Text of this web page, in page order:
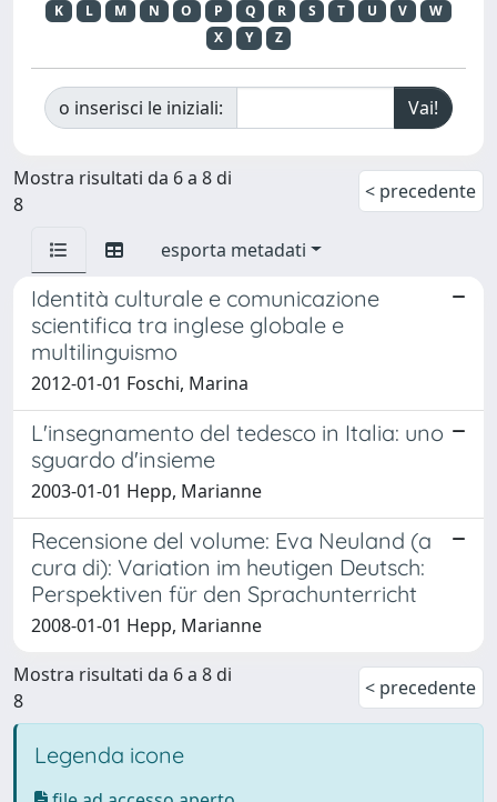
K
L M N O P Q R S T U V
W
X
Y Z
o inserisci le iniziali:
Mostra risultati da 6 a 8 di
8
< precedente
esporta metadati
Identità culturale e comunicazione
scientifica tra inglese globale e
multilinguismo
2012-01-01 Foschi, Marina
L'insegnamento del tedesco in Italia: uno
sguardo d'insieme
2003-01-01 Hepp, Marianne
Recensione del volume: Eva Neuland (a
cura di): Variation im heutigen Deutsch:
Perspektiven für den Sprachunterricht
2008-01-01 Hepp, Marianne
Mostra risultati da 6 a 8 di
8
< precedente
Legenda icone